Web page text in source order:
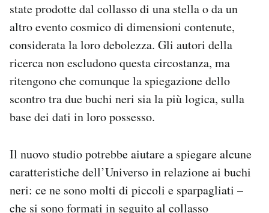
state prodotte dal collasso di una stella o da un
altro evento cosmico di dimensioni contenute,
considerata la loro debolezza. Gli autori della
ricerca non escludono questa circostanza, ma
ritengono che comunque la spiegazione dello
scontro tra due buchi neri sia la più logica, sulla
base dei dati in loro possesso.
Il nuovo studio potrebbe aiutare a spiegare alcune
caratteristiche dell’Universo in relazione ai buchi
neri: ce ne sono molti di piccoli e sparpagliati –
che si sono formati in seguito al collasso